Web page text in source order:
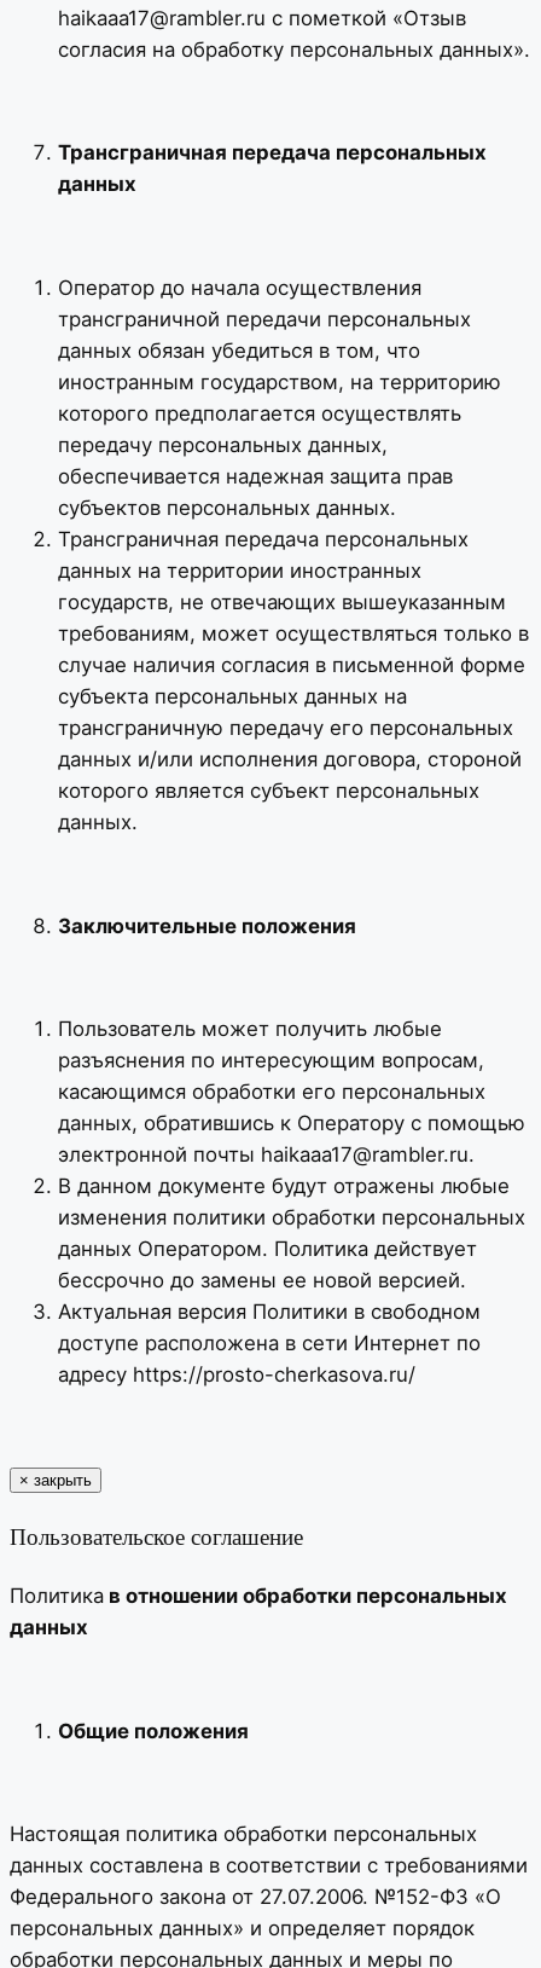
haikaaa17@rambler.ru с пометкой «Отзыв
согласия на обработку персональных данных».
Трансграничная передача персональных
данных
Оператор до начала осуществления
трансграничной передачи персональных
данных обязан убедиться в том, что
иностранным государством, на территорию
которого предполагается осуществлять
передачу персональных данных,
обеспечивается надежная защита прав
субъектов персональных данных.
Трансграничная передача персональных
данных на территории иностранных
государств, не отвечающих вышеуказанным
требованиям, может осуществляться только в
случае наличия согласия в письменной форме
субъекта персональных данных на
трансграничную передачу его персональных
данных и/или исполнения договора, стороной
которого является субъект персональных
данных.
Заключительные положения
Пользователь может получить любые
разъяснения по интересующим вопросам,
касающимся обработки его персональных
данных, обратившись к Оператору с помощью
электронной почты haikaaa17@rambler.ru.
В данном документе будут отражены любые
изменения политики обработки персональных
данных Оператором. Политика действует
бессрочно до замены ее новой версией.
Актуальная версия Политики в свободном
доступе расположена в сети Интернет по
адресу https://prosto-cherkasova.ru/
× закрыть
Пользовательское соглашение
Политика в отношении обработки персональных
данных
Общие положения
Настоящая политика обработки персональных
данных составлена в соответствии с требованиями
Федерального закона от 27.07.2006. №152-ФЗ «О
персональных данных» и определяет порядок
обработки персональных данных и меры по